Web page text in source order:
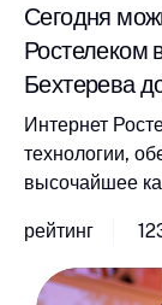
Сегодня
Ростелеком
Бехтерева
Интернет
технологии,
высочайшее
рейтинг